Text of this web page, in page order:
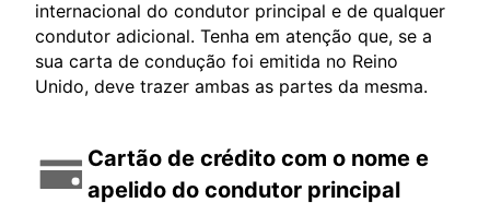
internacional do condutor principal e de qualquer
condutor adicional. Tenha em atenção que, se a
sua carta de condução foi emitida no Reino
Unido, deve trazer ambas as partes da mesma.
Cartão de crédito com o nome e
apelido do condutor principal